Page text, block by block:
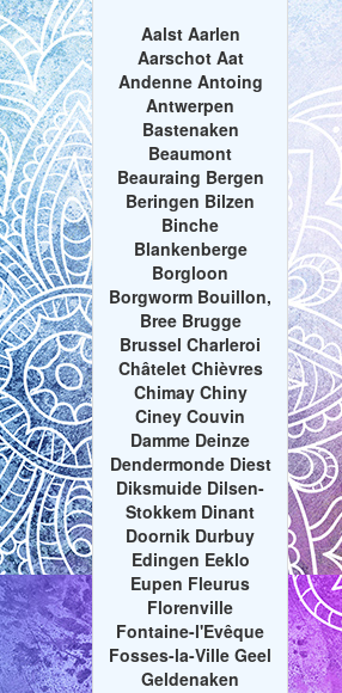
Aalst Aarlen
Aarschot Aat
Andenne Antoing
Antwerpen
Bastenaken
Beaumont
Beauraing Bergen
Beringen Bilzen
Binche
Blankenberge
Borgloon
Borgworm Bouillon,
Bree Brugge
Brussel Charleroi
Châtelet Chièvres
Chimay Chiny
Ciney Couvin
Damme Deinze
Dendermonde Diest
Diksmuide Dilsen-
Stokkem Dinant
Doornik Durbuy
Edingen Eeklo
Eupen Fleurus
Florenville
Fontaine-l'Evêque
Fosses-la-Ville Geel
Geldenaken